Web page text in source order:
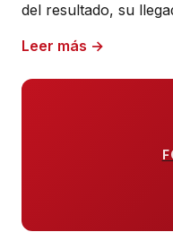
del resultado, su
Leer más →